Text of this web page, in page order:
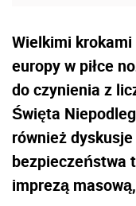
Wielkimi
europy w piłce
do czynienia z
Święta
również
bezpieczeństwa
imprezą